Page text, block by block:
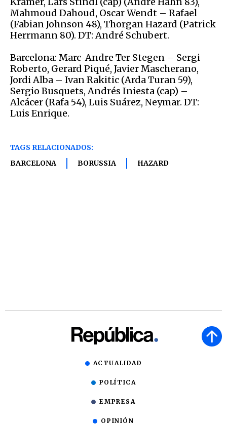
Mahmoud Dahoud, Oscar Wendt – Rafael
(Fabian Johnson 48), Thorgan Hazard (Patrick
Herrmann 80). DT: André Schubert.
Barcelona: Marc-Andre Ter Stegen – Sergi
Roberto, Gerard Piqué, Javier Mascherano,
Jordi Alba – Ivan Rakitic (Arda Turan 59),
Sergio Busquets, Andrés Iniesta (cap) –
Alcácer (Rafa 54), Luis Suárez, Neymar. DT:
Luis Enrique.
TAGS RELACIONADOS:
BARCELONA
BORUSSIA HAZARD
ACTUALIDAD
POLÍTICA
EMPRESA
OPINIÓN